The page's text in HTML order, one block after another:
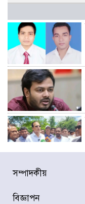
সম্পাদকীয়
বিজ্ঞাপন